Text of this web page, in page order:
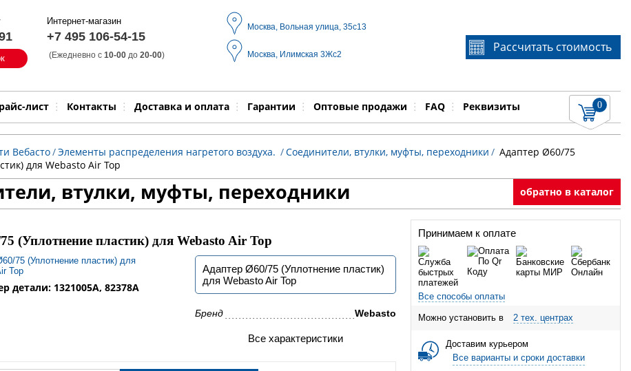
Интернет-магазин
+7 495 106-54-15
(Ежедневно с 10-00 до 20-00)
Москва, Вольная улица, 35с13
Москва, Илимская 3Жс2
Рассчитать стоимость
лист Контакты Доставка и оплата Гарантии Оптовые продажи FAQ Реквизиты 0
Если Вы не знаете идентификационный номер
запчасти, звоните по телефону+7 495 106-64-91, мы
Модель Выполняемые работы
Вебасто/Элементы распределения нагретого воздуха. /Соединители, втулки, муфты, переходники / Адаптер Ø60/75
для Webasto Air Top
обратно в каталог
втулки, муфты, переходники
Принимаем к оплате
Все способы оплаты
Можно установить в 2 тех. центрах
Доставим курьером
Все варианты и сроки доставки
(Уплотнение пластик) для Webasto Air Top
детали: 1321005A, 82378A
Адаптер Ø60/75 (Уплотнение пластик)
для Webasto Air Top
Бренд Webasto
Все характеристики